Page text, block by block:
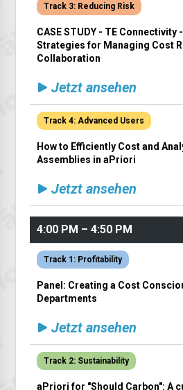
Track 3: Reducing Risk
CASE STUDY - TE Connectivity
Strategies for Managing Cost
Collaboration
Jetzt ansehen
Track 4: Advanced Users
How to Efficiently Cost and
Assemblies in aPriori
Jetzt ansehen
4:00 PM – 4:50 PM
Track 1: Profitability
Panel: Creating a Cost
Departments
Jetzt ansehen
Track 2: Sustainability
aPriori for "Should Carbon": A